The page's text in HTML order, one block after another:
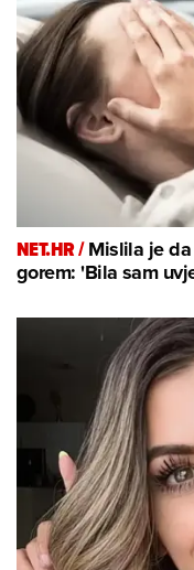
NET.HR /Mislila je
gorem: 'Bila sam